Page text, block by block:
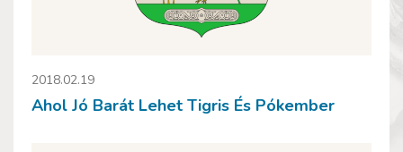
2018.02.19
Ahol Jó Barát Lehet Tigris És Pókember